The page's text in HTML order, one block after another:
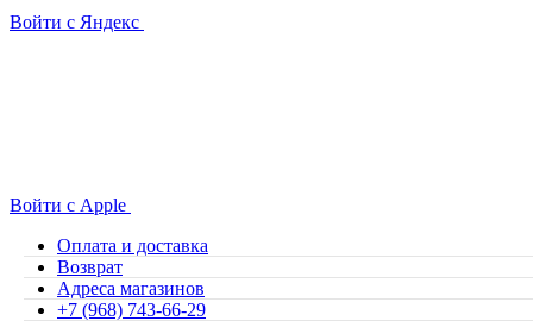
Войти с Яндекс
Войти с Apple
Оплата и доставка
Возврат
Адреса магазинов
+7 (968) 743-66-29